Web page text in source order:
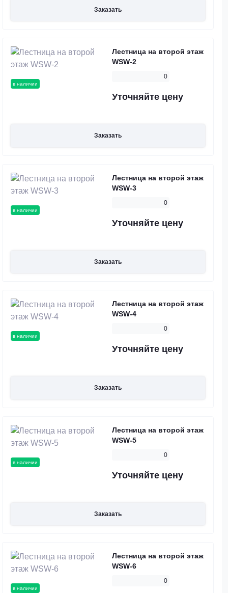
Заказать
в наличии
Лестница на второй этаж
WSW-2
0
Уточняйте цену
Заказать
в наличии
Лестница на второй этаж
WSW-3
0
Уточняйте цену
Заказать
в наличии
Лестница на второй этаж
WSW-4
0
Уточняйте цену
Заказать
в наличии
Лестница на второй этаж
WSW-5
0
Уточняйте цену
Заказать
в наличии
Лестница на второй этаж
WSW-6
0